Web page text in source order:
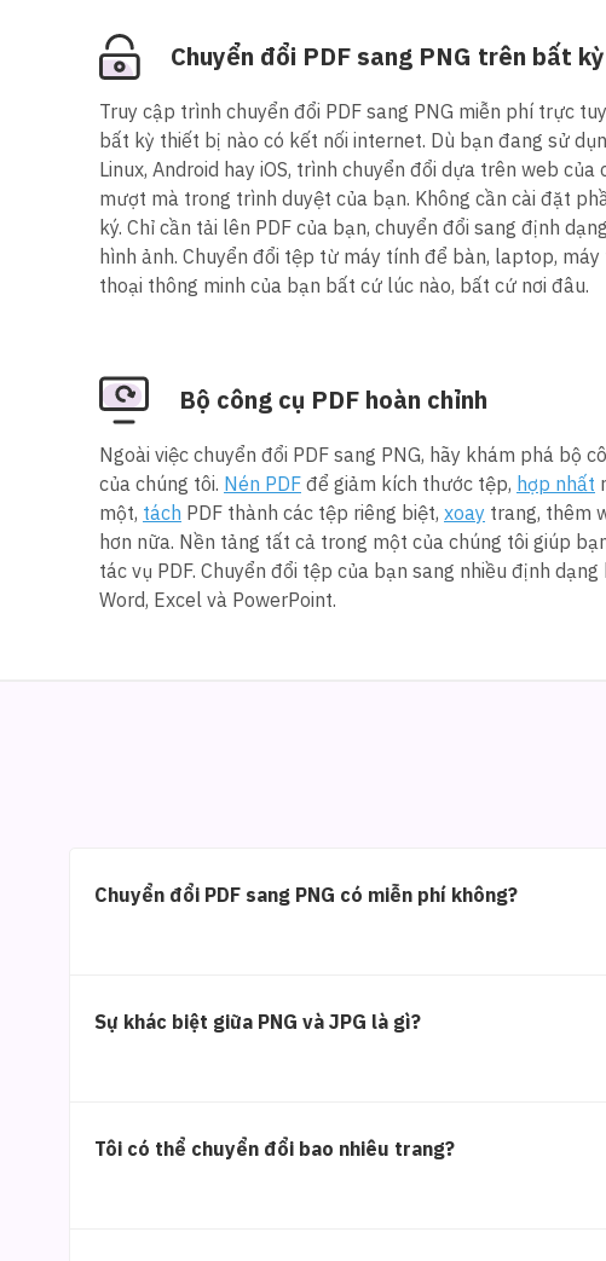
Chuyển đổi PDF sang PNG trên bất
Truy cập trình chuyển đổi PDF sang PNG miễn phí trực
bất kỳ thiết bị nào có kết nối internet. Dù bạn đang sử
Linux, Android hay iOS, trình chuyển đổi dựa trên web
mượt mà trong trình duyệt của bạn. Không cần cài đặt
ký. Chỉ cần tải lên PDF của bạn, chuyển đổi sang định
hình ảnh. Chuyển đổi tệp từ máy tính để bàn, laptop,
thoại thông minh của bạn bất cứ lúc nào, bất cứ nơi đâu.
Bộ công cụ PDF hoàn chỉnh
Ngoài việc chuyển đổi PDF sang PNG, hãy khám phá bộ
của chúng tôi. Nén PDF để giảm kích thước tệp, hợp nhất
một, tách PDF thành các tệp riêng biệt, xoay trang, thêm
hơn nữa. Nền tảng tất cả trong một của chúng tôi giúp
tác vụ PDF. Chuyển đổi tệp của bạn sang nhiều định dạng
Word, Excel và PowerPoint.
Chuyển đổi PDF sang PNG có miễn phí không?
Sự khác biệt giữa PNG và JPG là gì?
Tôi có thể chuyển đổi bao nhiêu trang?